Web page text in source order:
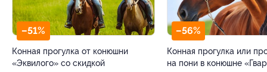
–51%
Конная прогулка от конюшни
«Эквилого» со скидкой
–56%
Конная прогулка или
на пони в конюшне